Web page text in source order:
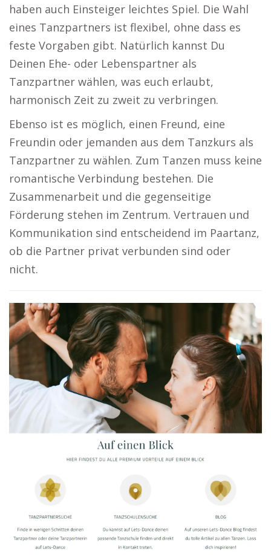
haben auch Einsteiger leichtes Spiel. Die Wahl
eines Tanzpartners ist flexibel, ohne dass es
feste Vorgaben gibt. Natürlich kannst Du
Deinen Ehe- oder Lebenspartner als
Tanzpartner wählen, was euch erlaubt,
harmonisch Zeit zu zweit zu verbringen.
Ebenso ist es möglich, einen Freund, eine
Freundin oder jemanden aus dem Tanzkurs als
Tanzpartner zu wählen. Zum Tanzen muss keine
romantische Verbindung bestehen. Die
Zusammenarbeit und die gegenseitige
Förderung stehen im Zentrum. Vertrauen und
Kommunikation sind entscheidend im Paartanz,
ob die Partner privat verbunden sind oder
nicht.